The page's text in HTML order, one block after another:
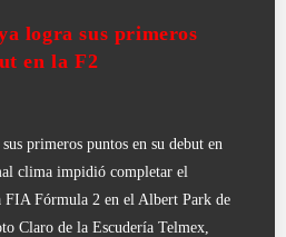
logra sus primeros
en la F2
primeros puntos en su debut en
clima impidió completar el
FIA Fórmula 2 en el Albert Park de
Claro de la Escudería Telmex,